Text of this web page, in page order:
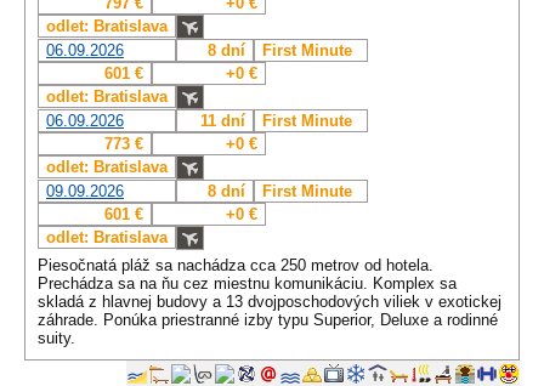
odlet: Bratislava
06.09.2026
8 dní
First Minute
601 €
+0 €
odlet: Bratislava
06.09.2026
11 dní
First Minute
773 €
+0 €
odlet: Bratislava
09.09.2026
8 dní
First Minute
601 €
+0 €
odlet: Bratislava
Piesočnatá pláž sa nachádza cca 250 metrov od hotela.
Prechádza sa na ňu cez miestnu komunikáciu. Komplex sa
skladá z hlavnej budovy a 13 dvojposchodových viliek v exotickej
záhrade. Ponúka priestranné izby typu Superior, Deluxe a rodinné
suity.